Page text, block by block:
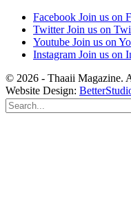
Facebook Join us on
Twitter Join us on
Youtube Join us on
Instagram Join us on
© 2026 - Thaaii Magazine.
Website Design: